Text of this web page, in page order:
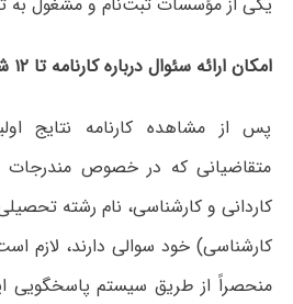
امکان ارائه سئوال درباره کارنامه تا ۱۲ شهریور
پس از مشاهده کارنامه نتایج
متقاضیانی که در خصوص مندرجات
کاردانی و کارشناسی، نام رشته
منحصراً از طریق سیستم پاسخگویی